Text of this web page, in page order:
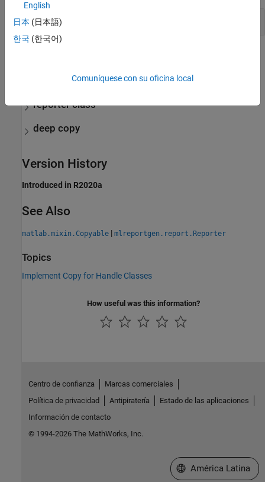
Copy a Reporter Object
reporter class
deep copy
Version History
Introduced in R2020a
See Also
matlab.mixin.Copyable | mlreportgen.report.Reporter
Topics
Implement Copy for Handle Classes
How useful was this information?
English
日本 (日本語)
한국 (한국어)
Comuníquese con su oficina local
Centro de confianza
Marcas comerciales
Política de privacidad
Antipiratería
Estado de las aplicaciones
Información de contacto
© 1994-2026 The MathWorks, Inc.
Seleccione un país/
América Latina